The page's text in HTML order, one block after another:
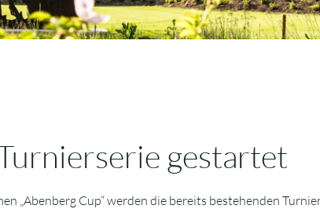
gestartet
„Abenberg Cup“ werden die bereits bestehenden